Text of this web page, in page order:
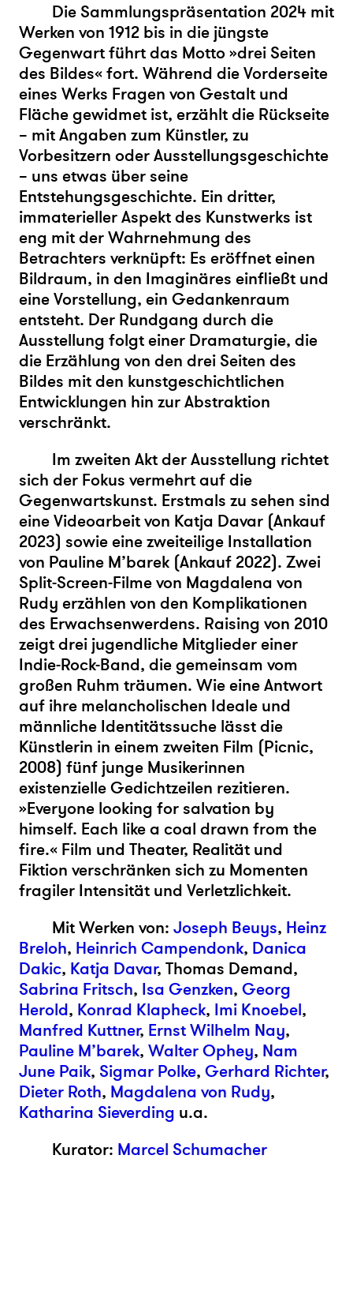
Die Sammlungspräsentation 2024 mit
Werken von 1912 bis in die jüngste
Gegenwart führt das Motto »drei Seiten
des Bildes« fort. Während die Vorderseite
eines Werks Fragen von Gestalt und
Fläche gewidmet ist, erzählt die Rückseite
– mit Angaben zum Künstler, zu
Vorbesitzern oder Ausstellungsgeschichte
– uns etwas über seine
Entstehungsgeschichte. Ein dritter,
immaterieller Aspekt des Kunstwerks ist
eng mit der Wahrnehmung des
Betrachters verknüpft: Es eröffnet einen
Bildraum, in den Imaginäres einfließt und
eine Vorstellung, ein Gedankenraum
entsteht. Der Rundgang durch die
Ausstellung folgt einer Dramaturgie, die
die Erzählung von den drei Seiten des
Bildes mit den kunstgeschichtlichen
Entwicklungen hin zur Abstraktion
verschränkt.
Im zweiten Akt der Ausstellung richtet
sich der Fokus vermehrt auf die
Gegenwartskunst. Erstmals zu sehen sind
eine Videoarbeit von Katja Davar (Ankauf
2023) sowie eine zweiteilige Installation
von Pauline M’barek (Ankauf 2022). Zwei
Split-Screen-Filme von Magdalena von
Rudy erzählen von den Komplikationen
des Erwachsenwerdens. Raising von 2010
zeigt drei jugendliche Mitglieder einer
Indie-Rock-Band, die gemeinsam vom
großen Ruhm träumen. Wie eine Antwort
auf ihre melancholischen Ideale und
männliche Identitätssuche lässt die
Künstlerin in einem zweiten Film (Picnic,
2008) fünf junge Musikerinnen
existenzielle Gedichtzeilen rezitieren.
»Everyone looking for salvation by
himself. Each like a coal drawn from the
fire.« Film und Theater, Realität und
Fiktion verschränken sich zu Momenten
fragiler Intensität und Verletzlichkeit.
Mit Werken von: Joseph Beuys, Heinz
Breloh, Heinrich Campendonk, Danica
Dakic, Katja Davar, Thomas Demand,
Sabrina Fritsch, Isa Genzken, Georg
Herold, Konrad Klapheck, Imi Knoebel,
Manfred Kuttner, Ernst Wilhelm Nay,
Pauline M’barek, Walter Ophey, Nam
June Paik, Sigmar Polke, Gerhard Richter,
Dieter Roth, Magdalena von Rudy,
Katharina Sieverding u.a.
Kurator: Marcel Schumacher